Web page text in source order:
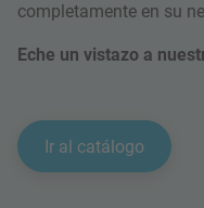
completamente en su
Eche un vistazo a
Ir al catálogo